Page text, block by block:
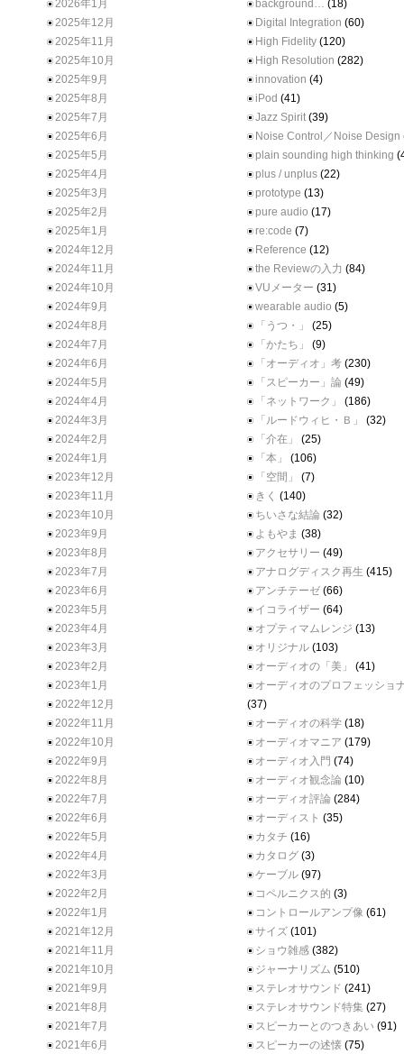
2026年1月
2025年12月
2025年11月
2025年10月
2025年9月
2025年8月
2025年7月
2025年6月
2025年5月
2025年4月
2025年3月
2025年2月
2025年1月
2024年12月
2024年11月
2024年10月
2024年9月
2024年8月
2024年7月
2024年6月
2024年5月
2024年4月
2024年3月
2024年2月
2024年1月
2023年12月
2023年11月
2023年10月
2023年9月
2023年8月
2023年7月
2023年6月
2023年5月
2023年4月
2023年3月
2023年2月
2023年1月
2022年12月
2022年11月
2022年10月
2022年9月
2022年8月
2022年7月
2022年6月
2022年5月
2022年4月
2022年3月
2022年2月
2022年1月
2021年12月
2021年11月
2021年10月
2021年9月
2021年8月
2021年7月
2021年6月
background… (18)
Digital Integration (60)
High Fidelity (120)
High Resolution (282)
innovation (4)
iPod (41)
Jazz Spirit (39)
Noise Control／Noise Design
plain sounding high thinking
plus / unplus (22)
prototype (13)
pure audio (17)
re:code (7)
Reference (12)
the Reviewの入力 (84)
VUメーター (31)
wearable audio (5)
「うつ・」
(25)
「かたち」
(9)
「オーディオ」考 (230)
「スピーカー」論 (49)
「ネットワーク」
(186)
「ルードウィヒ・Ｂ」
(32)
「介在」
(25)
「本」
(106)
「空間」
(7)
きく (140)
ちいさな結論 (32)
よもやま (38)
アクセサリー (49)
アナログディスク再生 (415)
アンチテーゼ (66)
イコライザー (64)
オプティマムレンジ (13)
オリジナル (103)
オーディオの「美」
(41)
オーディオのプロフェッショ
(37)
オーディオの科学 (18)
オーディオマニア (179)
オーディオ入門 (74)
オーディオ観念論 (10)
オーディオ評論 (284)
オーディスト (35)
カタチ (16)
カタログ (3)
ケーブル (97)
コペルニクス的 (3)
コントロールアンプ像 (61)
サイズ (101)
ショウ雑感 (382)
ジャーナリズム (510)
ステレオサウンド (241)
ステレオサウンド特集 (27)
スピーカーとのつきあい (91)
スピーカーの述懐 (75)